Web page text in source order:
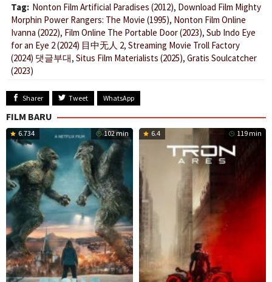
Tag: Nonton Film Artificial Paradises (2012), Download Film Mighty
Morphin Power Rangers: The Movie (1995), Nonton Film Online
Ivanna (2022), Film Online The Portable Door (2023), Sub Indo Eye
for an Eye 2 (2024) 目中无人 2, Streaming Movie Troll Factory
(2024) 댓글부대, Situs Film Materialists (2025), Gratis Soulcatcher
(2023)
Sharer Tweet WhatsApp
FILM BARU
6.734 102 min 6.4 119 min